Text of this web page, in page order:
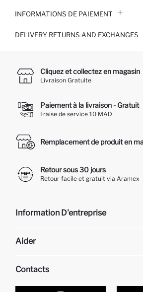
INFORMATIONS DE PAIEMENT
DELIVERY RETURNS AND EXCHANGES
Cliquez et collectez en magasin
Livraison Gratuite
Paiement à la livraison - Gratuit
Fraise de service 10 MAD
Remplacement de produit en
Retour sous 30 jours
Retour facile et gratuit via Aramex
Information D'entreprise
À propos de nous
Aider
Retour et changement
Suivi de la Commande
Contacts
Nos Magasins